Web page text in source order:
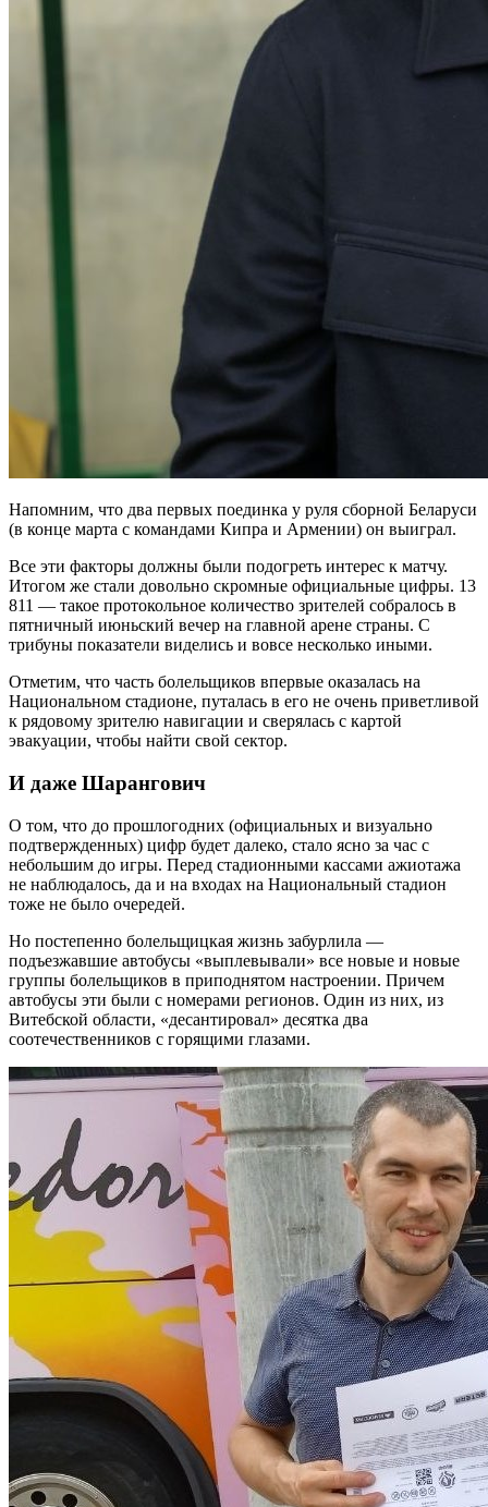
Напомним, что два первых поединка у руля сборной Беларуси
(в конце марта с командами Кипра и Армении) он выиграл.
Все эти факторы должны были подогреть интерес к матчу.
Итогом же стали довольно скромные официальные цифры. 13
811 — такое протокольное количество зрителей собралось в
пятничный июньский вечер на главной арене страны. С
трибуны показатели виделись и вовсе несколько иными.
Отметим, что часть болельщиков впервые оказалась на
Национальном стадионе, путалась в его не очень приветливой
к рядовому зрителю навигации и сверялась с картой
эвакуации, чтобы найти свой сектор.
И даже Шарангович
О том, что до прошлогодних (официальных и визуально
подтвержденных) цифр будет далеко, стало ясно за час с
небольшим до игры. Перед стадионными кассами ажиотажа
не наблюдалось, да и на входах на Национальный стадион
тоже не было очередей.
Но постепенно болельщицкая жизнь забурлила —
подъезжавшие автобусы «выплевывали» все новые и новые
группы болельщиков в приподнятом настроении. Причем
автобусы эти были с номерами регионов. Один из них, из
Витебской области, «десантировал» десятка два
соотечественников с горящими глазами.